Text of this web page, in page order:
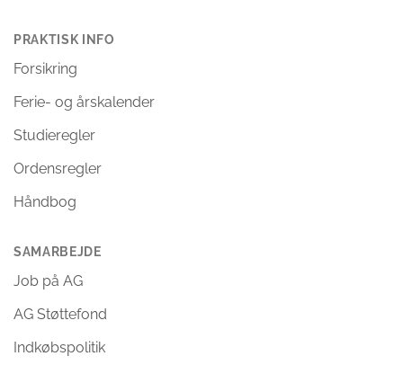
PRAKTISK INFO
Forsikring
Ferie- og årskalender
Studieregler
Ordensregler
Håndbog
SAMARBEJDE
Job på AG
AG Støttefond
Indkøbspolitik